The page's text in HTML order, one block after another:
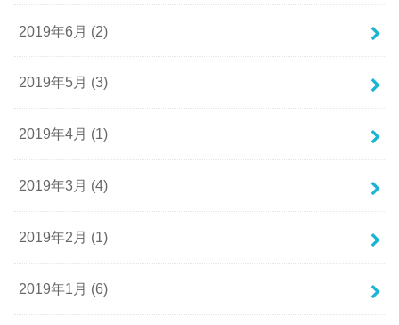
2019年6月 (2)
2019年5月 (3)
2019年4月 (1)
2019年3月 (4)
2019年2月 (1)
2019年1月 (6)